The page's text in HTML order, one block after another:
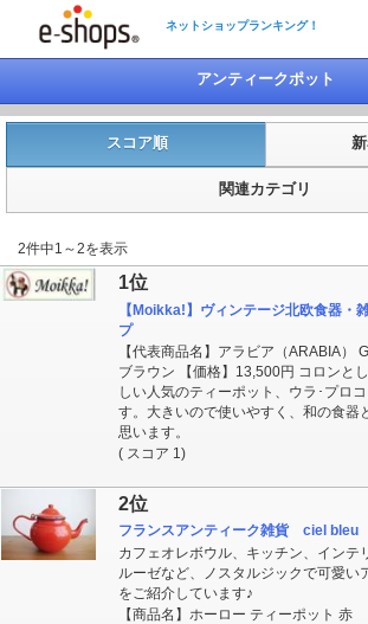
ネットショップランキング！
アンティークポット
スコア順 新
関連カテゴリ
2件中1～2を表示
1位
【Moikka!】ヴィンテージ北欧食器・
プ
【代表商品名】アラビア（ARABIA）
ブラウン 【価格】13,500円 コロンと
しい人気のティーポット、ウラ･プロ
す。大きいので使いやすく、和の食器
思います。
( スコア 1)
2位
フランスアンティーク雑貨 ciel bleu
カフェオレボウル、キッチン、インテ
ルーゼなど、ノスタルジックで可愛い
をご紹介しています♪
【商品名】ホーロー ティーポット 赤